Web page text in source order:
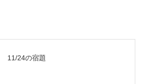
11/24の宿題